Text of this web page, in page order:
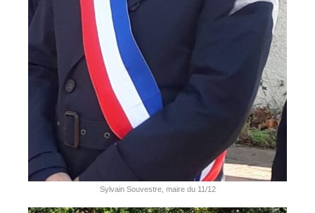
Sylvain Souvestre, maire du 11/12